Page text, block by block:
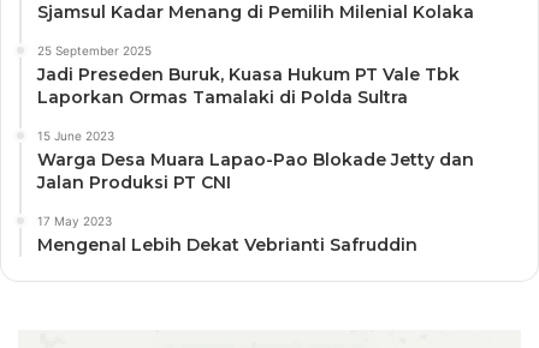
Sjamsul Kadar Menang di Pemilih Milenial Kolaka
25 September 2025
Jadi Preseden Buruk, Kuasa Hukum PT Vale Tbk
Laporkan Ormas Tamalaki di Polda Sultra
15 June 2023
Warga Desa Muara Lapao-Pao Blokade Jetty dan
Jalan Produksi PT CNI
17 May 2023
Mengenal Lebih Dekat Vebrianti Safruddin